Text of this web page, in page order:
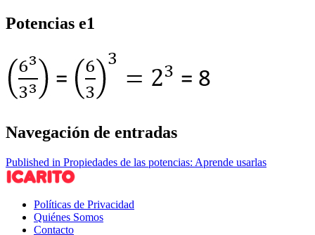
Potencias e1
Navegación de entradas
Published in Propiedades de las potencias: Aprende usarlas
Políticas de Privacidad
Quiénes Somos
Contacto